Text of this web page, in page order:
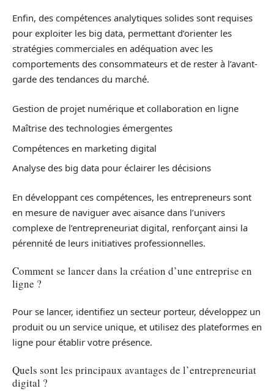
Enfin, des compétences analytiques solides sont requises
pour exploiter les big data, permettant d’orienter les
stratégies commerciales en adéquation avec les
comportements des consommateurs et de rester à l’avant-
garde des tendances du marché.
Gestion de projet numérique et collaboration en ligne
Maîtrise des technologies émergentes
Compétences en marketing digital
Analyse des big data pour éclairer les décisions
En développant ces compétences, les entrepreneurs sont
en mesure de naviguer avec aisance dans l’univers
complexe de l’entrepreneuriat digital, renforçant ainsi la
pérennité de leurs initiatives professionnelles.
Comment se lancer dans la création d’une entreprise en
ligne ?
Pour se lancer, identifiez un secteur porteur, développez un
produit ou un service unique, et utilisez des plateformes en
ligne pour établir votre présence.
Quels sont les principaux avantages de l’entrepreneuriat
digital ?